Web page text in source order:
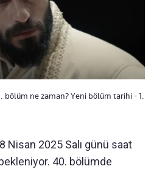
bölüm ne zaman? Yeni bölüm tarihi - 1.
Nisan 2025 Salı günü saat
40. bölümde